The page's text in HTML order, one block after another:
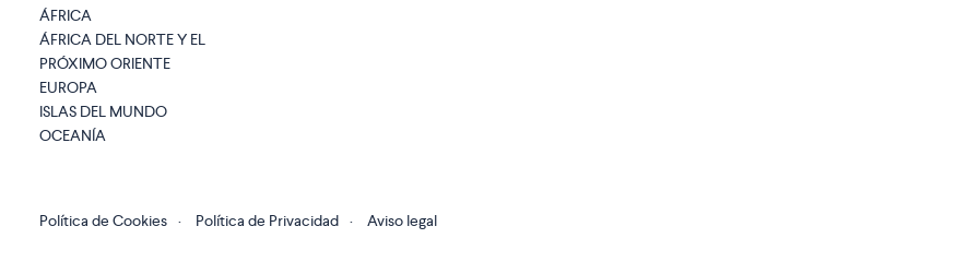
ÁFRICA
ÁFRICA DEL NORTE Y EL
PRÓXIMO ORIENTE
EUROPA
ISLAS DEL MUNDO
OCEANÍA
Política de Cookies · Política de Privacidad · Aviso legal